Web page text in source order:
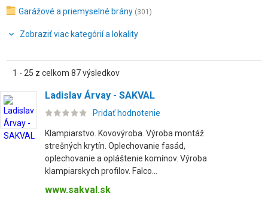
Garážové a priemyselné brány (301)
Zobraziť viac kategórií a lokality
1 - 25 z celkom 87 výsledkov
Ladislav Árvay - SAKVAL
Pridať hodnotenie
Klampiarstvo. Kovovýroba. Výroba montáž
strešných krytín. Oplechovanie fasád,
oplechovanie a opláštenie komínov. Výroba
klampiarskych profilov. Falco...
www.sakval.sk